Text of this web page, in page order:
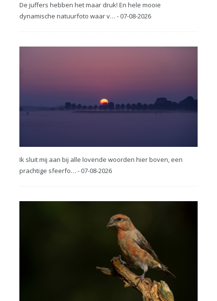
De juffers hebben het maar druk! En hele mooie
dynamische natuurfoto waar v… - 07-08-2026
Ik sluit mij aan bij alle lovende woorden hier boven, een
prachtige sfeerfo… - 07-08-2026